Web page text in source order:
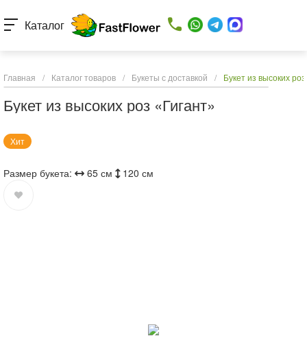
Каталог
Главная / Каталог товаров / Букеты с доставкой / Букет из высоких
Букет из высоких роз «Гигант»
Хит
Размер букета: 65 см 120 см